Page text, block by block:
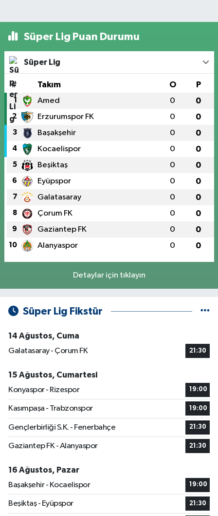
Süper Lig Puan Durumu
Süper Lig
# Takım O P
1 Amed 0 0
2 Erzurumspor FK 0 0
3 Başakşehir 0 0
4 Kocaelispor 0 0
5 Beşiktaş 0 0
6 Eyüpspor 0 0
7 Galatasaray 0 0
8 Çorum FK 0 0
9 Gaziantep FK 0 0
10 Alanyaspor 0 0
Detaylar için tıklayın
Süper Lig Fikstür
14 Ağustos, Cuma
Galatasaray - Çorum FK
21:30
15 Ağustos, Cumartesi
Konyaspor - Rizespor
19:00
Kasımpaşa - Trabzonspor 19:00
Gençlerbirliği S.K. - Fenerbahçe 21:30
Gaziantep FK - Alanyaspor 21:30
16 Ağustos, Pazar
Başakşehir - Kocaelispor
19:00
Beşiktaş - Eyüpspor 21:30